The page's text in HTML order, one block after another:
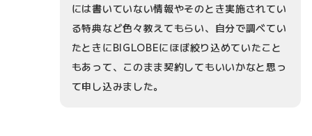
には書いていない情報やそのとき実施されてい
る特典など色々教えてもらい、自分で調べてい
たときにBIGLOBEにほぼ絞り込めていたこと
もあって、このまま契約してもいいかなと思っ
て申し込みました。